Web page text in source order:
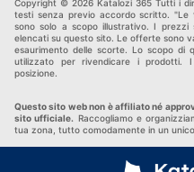
Copyright © 2026 Katalozi 365 Tutti i
testi senza previo accordo scritto.
sono solo a scopo illustrativo. I prezzi
elencati su questo sito. Le offerte sono
esaurimento delle scorte. Lo scopo di
utilizzato per rivendicare i prodotti.
posizione.
Questo sito web non è affiliato né
sito ufficiale. Raccogliamo e
tua zona, tutto comodamente in un